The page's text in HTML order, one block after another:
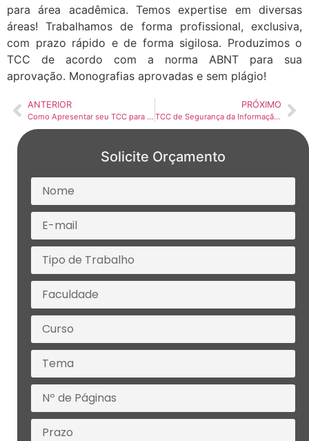
para área acadêmica. Temos expertise em diversas
áreas! Trabalhamos de forma profissional, exclusiva,
com prazo rápido e de forma sigilosa. Produzimos o
TCC de acordo com a norma ABNT para sua
aprovação. Monografias aprovadas e sem plágio!
ANTERIOR
Como Apresentar seu TCC para a Banca Examinadora sem Medo: Dicas Práticas e Eficientes
PRÓXIMO
TCC de Segurança da Informação: Temas Atuais, Estrutura Correta e Consultoria Especializada
Solicite Orçamento